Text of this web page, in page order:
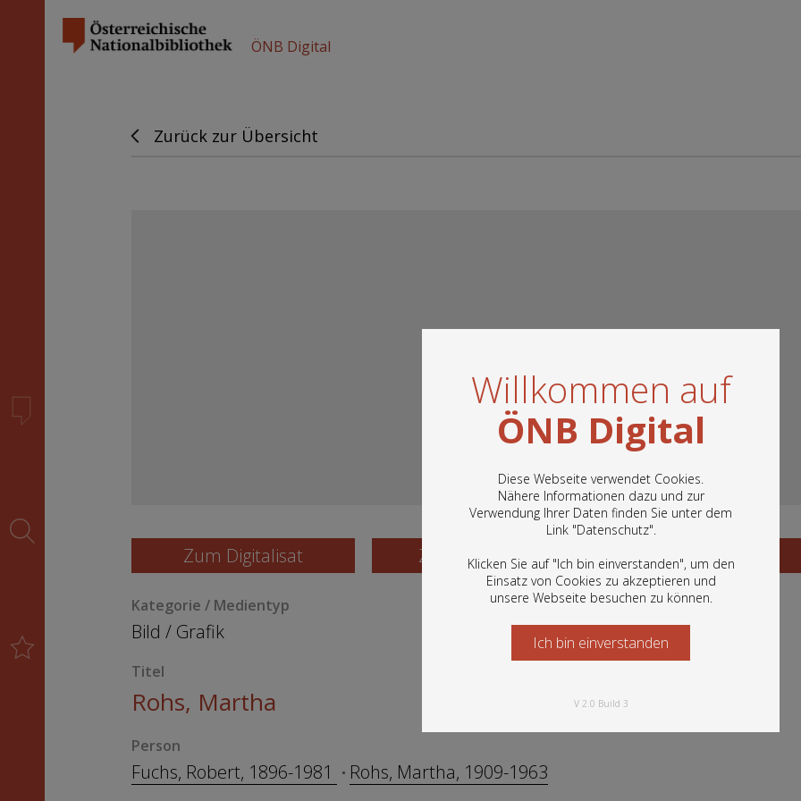
Willkommen auf
ÖNB Digital
Diese Webseite verwendet Cookies.
Nähere Informationen dazu und zur
Verwendung Ihrer Daten finden Sie unter dem
Link "Datenschutz".
Klicken Sie auf "Ich bin einverstanden", um den
Einsatz von Cookies zu akzeptieren und
unsere Webseite besuchen zu können.
In diesem Portal finden Sie die digitalen
Bestände der Österreichischen
Grafiken und vieles mehr.
Ich bin einverstanden
Starten Sie jetzt
V 2.0 Build 3
ÖNB Digital
Zurück zur Übersicht
Zum Digitalisat Zum Katalogisat Zur Vorschau
Kategorie / Medientyp
Bild / Grafik
Titel
Rohs, Martha
Person
Fuchs, Robert, 1896-1981 Rohs, Martha, 1909-1963